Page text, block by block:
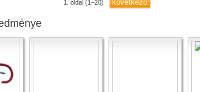
1. oldal (1–20) következő